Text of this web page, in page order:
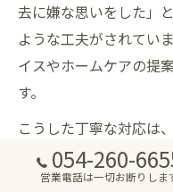
去に嫌な思いをした」
ような工夫がされてい
イスやホームケアの提
す。
こうした丁寧な対応は
く、長期的な口腔の健
んからは「説明が分か
054-260-
営業電話は一切お断りしま